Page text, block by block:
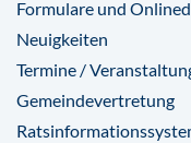
Formulare und
Neuigkeiten
Termine /
Gemeindevertretung